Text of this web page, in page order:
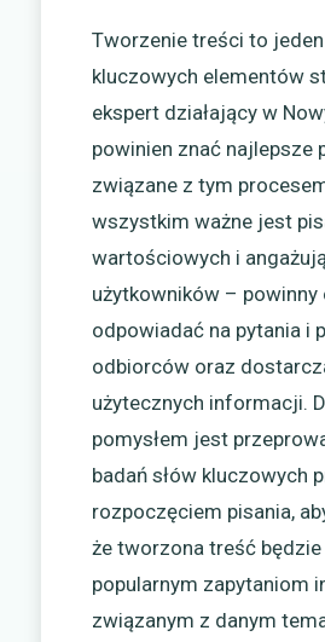
Tworzenie treści to
kluczowych elementów
ekspert działający w
powinien znać najlepsze
związane z tym
wszystkim ważne jest
wartościowych i
użytkowników – powinny
odpowiadać na pytania i
odbiorców oraz
użytecznych informacji.
pomysłem jest
badań słów kluczowych
rozpoczęciem pisania,
że tworzona treść będzie
popularnym zapytaniom
związanym z danym